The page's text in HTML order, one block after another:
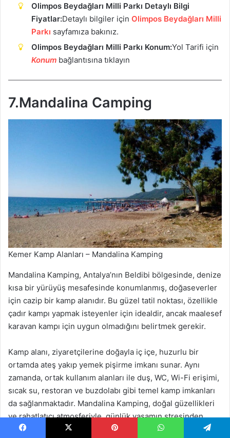
Olimpos Beydağları Milli Parkı Detaylı Bilgi
Fiyatlar:Detaylı bilgiler için Olimpos Beydağları Milli
Parkı sayfamıza bakınız.
Olimpos Beydağları Milli Parkı Konum:Yol Tarifi için
Konum bağlantısına tıklayın
7.Mandalina Camping
Kemer Kamp Alanları – Mandalina Kamping
Mandalina Kamping, Antalya’nın Beldibi bölgesinde, denize
kısa bir yürüyüş mesafesinde konumlanmış, doğaseverler
için cazip bir kamp alanıdır. Bu güzel tatil noktası, özellikle
çadır kampı yapmak isteyenler için idealdir, ancak maalesef
karavan kampı için uygun olmadığını belirtmek gerekir.
Kamp alanı, ziyaretçilerine doğayla iç içe, huzurlu bir
ortamda ateş yakıp yemek pişirme imkanı sunar. Aynı
zamanda, ortak kullanım alanları ile duş, WC, Wi-Fi erişimi,
sıcak su, restoran ve buzdolabı gibi temel kamp imkanları
da sağlanmaktadır. Mandalina Kamping, doğal güzellikleri
ve rahatlatıcı atmosferiyle, günlük yaşamın stresinden
uzaklaşmak ve doğayla baş başa vakit geçirmek isteyenler